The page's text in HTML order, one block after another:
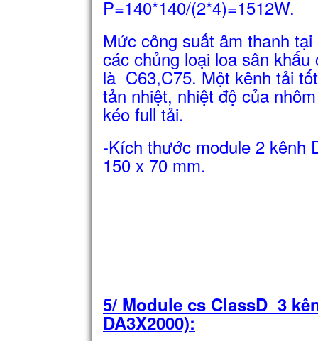
P=140*140/(2*4)=1512W.
Mức công suất âm thanh
các chủng loại loa sân
là C63,C75. Một kênh tải
tản nhiệt, nhiệt độ của
kéo full tải.
-Kích thước module 2 kênh
150 x 70 mm.
5/ Module cs ClassD 3
DA3X2000):